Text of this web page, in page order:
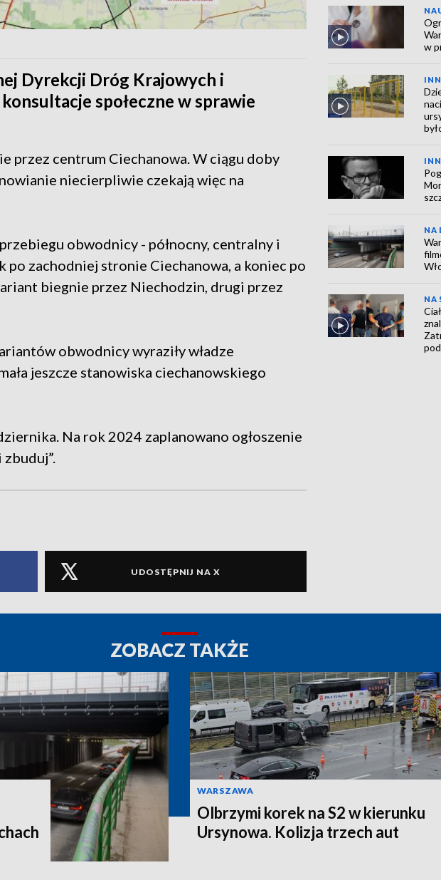
Dyrekcji Dróg Krajowych i
społeczne w sprawie
przez centrum Ciechanowa. W ciągu doby
niecierpliwie czekają więc na
obwodnicy - północny, centralny i
po zachodniej stronie Ciechanowa, a koniec po
biegnie przez Niechodzin, drugi przez
obwodnicy wyraziły władze
jeszcze stanowiska ciechanowskiego
Na rok 2024 zaplanowano ogłoszenie
UDOSTĘPNIJ NA X
w
NA
NA
ZOBACZ TAKŻE
WARSZAWA
Olbrzymi korek na S2 w kierunku
Ursynowa. Kolizja trzech aut